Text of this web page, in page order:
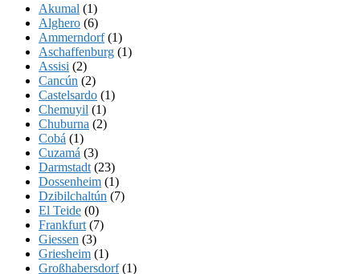
Akumal (1)
Alghero (6)
Ammerndorf(1)
Aschaffenburg (1)
Assisi (2)
Cancún (2)
Castelsardo (1)
Chemuyil (1)
Chuburna (2)
Cobá (1)
Cuzamá (3)
Darmstadt (23)
Dossenheim (1)
Dzibilchaltún (7)
El Teide (0)
Frankfurt (7)
Giessen (3)
Griesheim (1)
Großhabersdorf(1)